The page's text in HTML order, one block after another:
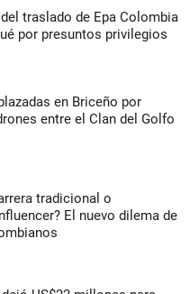
traslado de Epa Colombia
por presuntos privilegios
en Briceño por
entre el Clan del Golfo
tradicional o
El nuevo dilema de